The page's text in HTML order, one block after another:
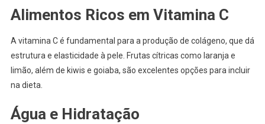
Alimentos Ricos em Vitamina C
A vitamina C é fundamental para a produção de colágeno, que dá
estrutura e elasticidade à pele. Frutas cítricas como laranja e
limão, além de kiwis e goiaba, são excelentes opções para incluir
na dieta.
Água e Hidratação